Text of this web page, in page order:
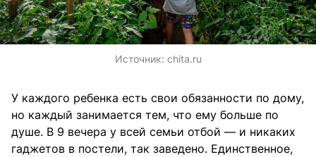
Источник: chita.ru
У каждого ребенка есть свои обязанности по дому,
но каждый занимается тем, что ему больше по
душе. В 9 вечера у всей семьи отбой — и никаких
гаджетов в постели, так заведено. Единственное,